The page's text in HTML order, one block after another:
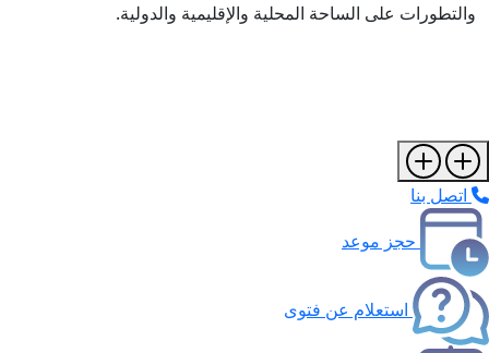
والتطورات على الساحة المحلية والإقليمية والدولية.
اتصل بنا
حجز موعد
استعلام عن فتوى